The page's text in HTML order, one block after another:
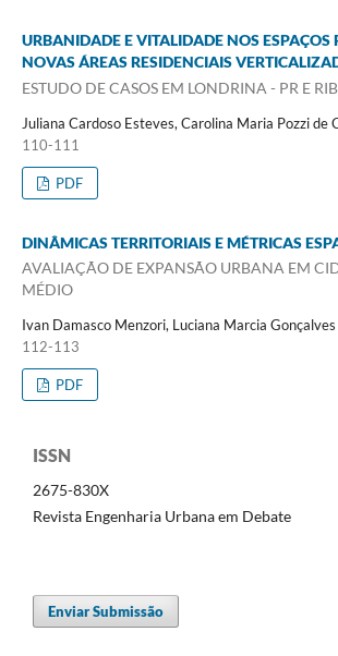
URBANIDADE E VITALIDADE NOS ESPAÇOS
NOVAS ÁREAS RESIDENCIAIS
ESTUDO DE CASOS EM LONDRINA - PR E
Juliana Cardoso Esteves, Carolina Maria Pozzi de
110-111
PDF
DINÂMICAS TERRITORIAIS E MÉTRICAS
AVALIAÇÃO DE EXPANSÃO URBANA EM
MÉDIO
Ivan Damasco Menzori, Luciana Marcia Gonçalves
112-113
PDF
ISSN
2675-830X
Revista Engenharia Urbana em Debate
Enviar Submissão